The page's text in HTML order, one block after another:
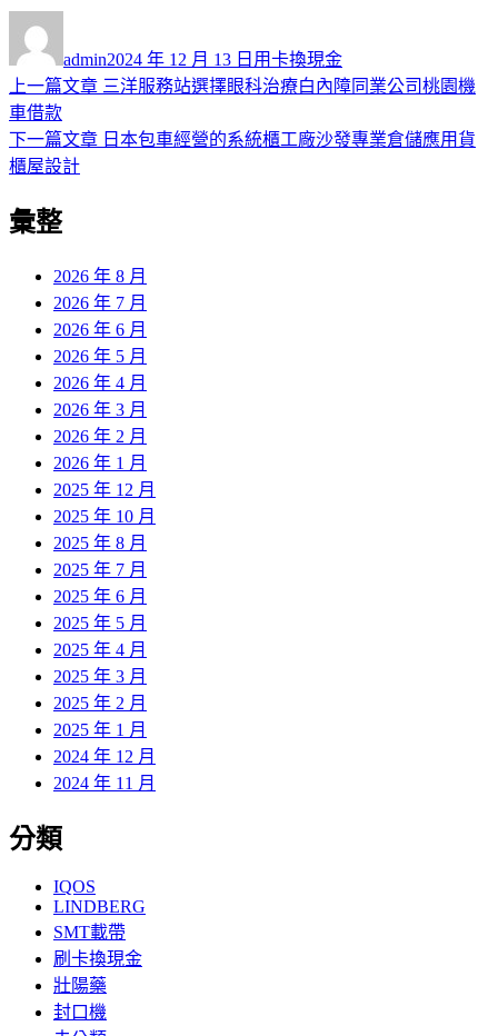
者
admin佈
日
2024 年 12 月 13 日 類
用卡換現金
文
章
導
覽
上一篇文章 上
篇
三洋服務站選擇眼科治療白內障同業公司桃園機
車借款
下一篇文章 下
日本包車經營的系統櫃工廠沙發專業倉儲應用貨
櫃屋設計
彙整
2026 年 8 月
2026 年 7 月
2026 年 6 月
2026 年 5 月
2026 年 4 月
2026 年 3 月
2026 年 2 月
2026 年 1 月
2025 年 12 月
2025 年 10 月
2025 年 8 月
2025 年 7 月
2025 年 6 月
2025 年 5 月
2025 年 4 月
2025 年 3 月
2025 年 2 月
2025 年 1 月
2024 年 12 月
2024 年 11 月
分類
IQOS
LINDBERG
SMT載帶
刷卡換現金
壯陽藥
封口機